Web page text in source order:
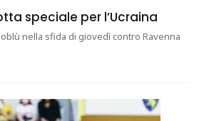
speciale per l’Ucraina
nella sfida di giovedì contro Ravenna